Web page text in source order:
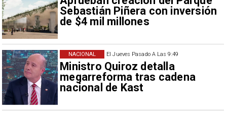
Sebastián Piñera con inversión
de $4 mil millones
El Jueves Pasado A Las 9:49
Ministro Quiroz detalla
megarreforma tras cadena
nacional de Kast
NACIONAL